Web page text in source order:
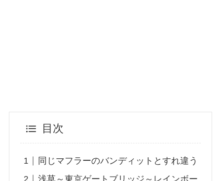
目次
同じマフラーのバンディットとすれ違う